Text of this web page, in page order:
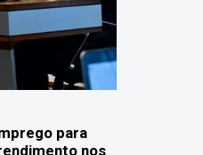
para
nos